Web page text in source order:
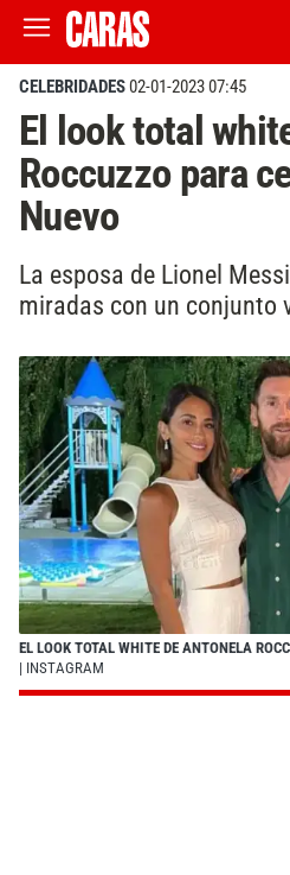
CELEBRIDADES02-01-2023 07:45
El look total
Roccuzzo para
Nuevo
La esposa de Lionel
miradas con un conjunto
EL LOOK TOTAL WHITE DE ANTONELA
| INSTAGRAM